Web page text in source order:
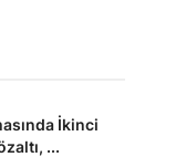
İkinci
...